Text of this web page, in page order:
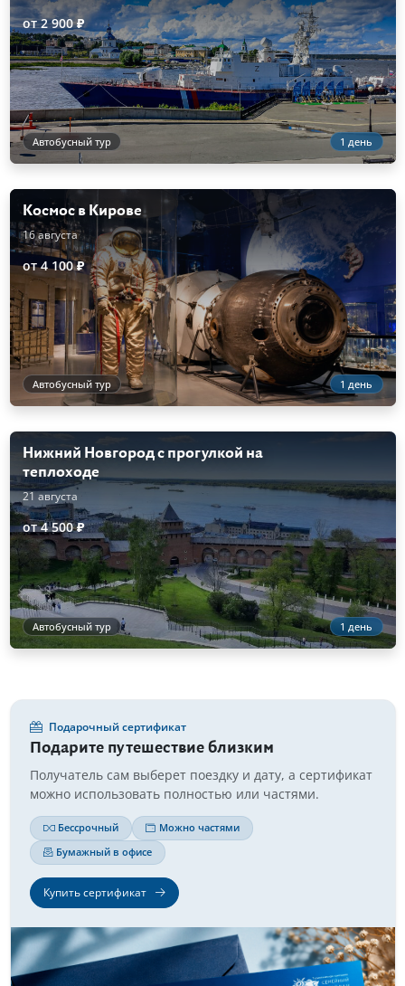
от 2 900 ₽
Автобусный тур 1 день
Космос в Кирове
16 августа
от 4 100 ₽
Автобусный тур 1 день
Нижний Новгород с прогулкой на
теплоходе
21 августа
от 4 500 ₽
Автобусный тур 1 день
Подарочный сертификат
Подарите путешествие близким
Получатель сам выберет поездку и дату, а сертификат
можно использовать полностью или частями.
Бессрочный
Можно частями
Бумажный в офисе
Купить сертификат